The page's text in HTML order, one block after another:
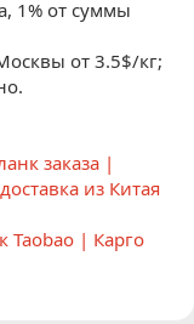
1% от суммы
от 3.5$/кг;
заказа |
из Китая
Taobao | Карго